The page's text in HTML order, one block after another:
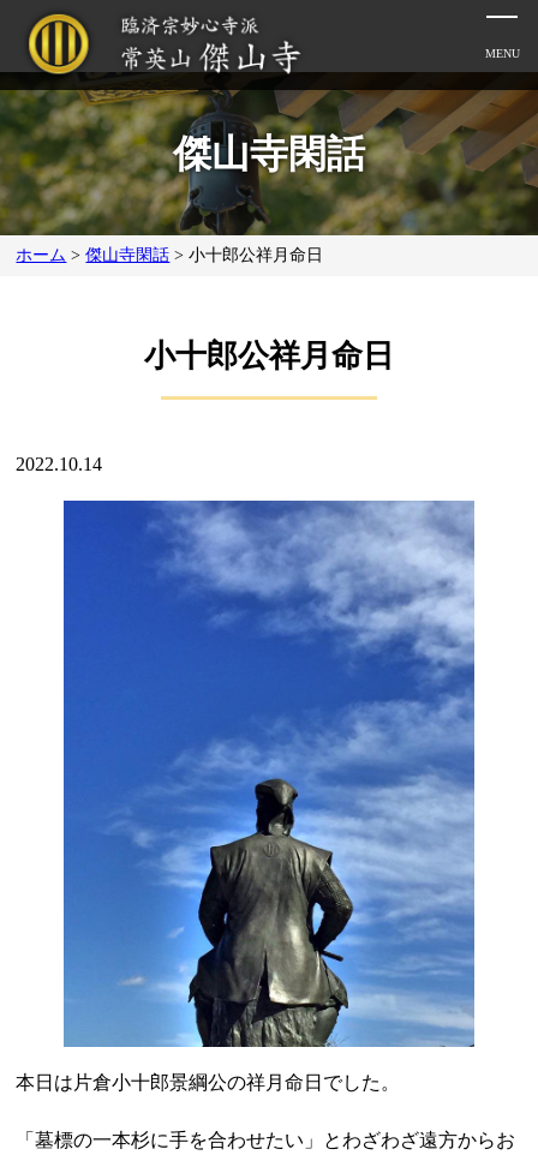
傑山寺閑話
ホーム >傑山寺閑話 >小十郎公祥月命日
小十郎公祥月命日
2022.10.14
本日は片倉小十郎景綱公の祥月命日でした。
「墓標の一本杉に手を合わせたい」とわざわざ遠方からお